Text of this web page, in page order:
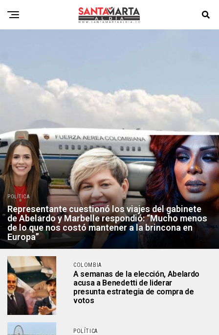
POLÍTICA
Representante cuestionó los viajes del gabinete
de Abelardo y Marbelle respondió: “Mucho menos
de lo que nos costó mantener a la brincona en
Europa”
COLOMBIA
A semanas de la elección, Abelardo
acusa a Benedetti de liderar
presunta estrategia de compra de
votos
POLÍTICA